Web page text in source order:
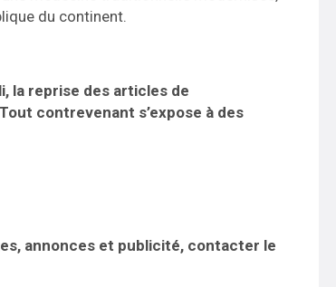
du continent.
la reprise des articles de
contrevenant s’expose à des
annonces et publicité, contacter le